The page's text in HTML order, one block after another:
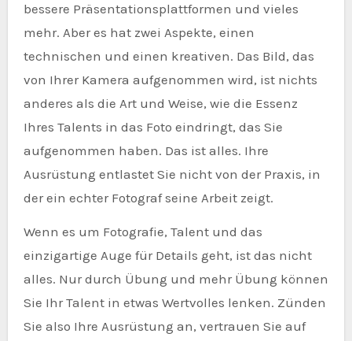
bessere Präsentationsplattformen und vieles
mehr. Aber es hat zwei Aspekte, einen
technischen und einen kreativen. Das Bild, das
von Ihrer Kamera aufgenommen wird, ist nichts
anderes als die Art und Weise, wie die Essenz
Ihres Talents in das Foto eindringt, das Sie
aufgenommen haben. Das ist alles. Ihre
Ausrüstung entlastet Sie nicht von der Praxis, in
der ein echter Fotograf seine Arbeit zeigt.
Wenn es um Fotografie, Talent und das
einzigartige Auge für Details geht, ist das nicht
alles. Nur durch Übung und mehr Übung können
Sie Ihr Talent in etwas Wertvolles lenken. Zünden
Sie also Ihre Ausrüstung an, vertrauen Sie auf